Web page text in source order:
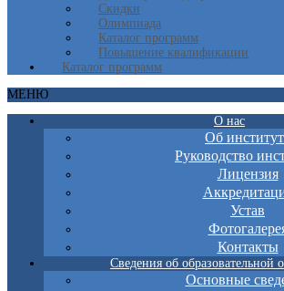
Скидки
Олимпиада
Каталог программ
Повышение квалификации
Каталог программ
МЕНЮ
О нас
Об
Руководство
Лицензия
Устав
Контакты
Сведения об образовательной
Основные